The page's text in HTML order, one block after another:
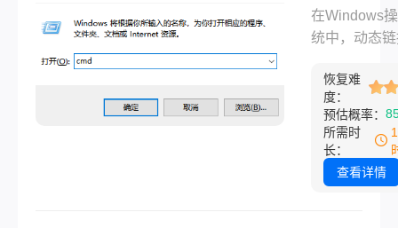
解决呢？以
常见且实用
修复DLL文件
题。
怎么运行dll
件？全面指
在Windows
统中，动态
序运行的重
部分，它们
被多个程序
函数和资源
DLL文件本
恢复难
度：
预估概率：
所需时
长：
查看详情